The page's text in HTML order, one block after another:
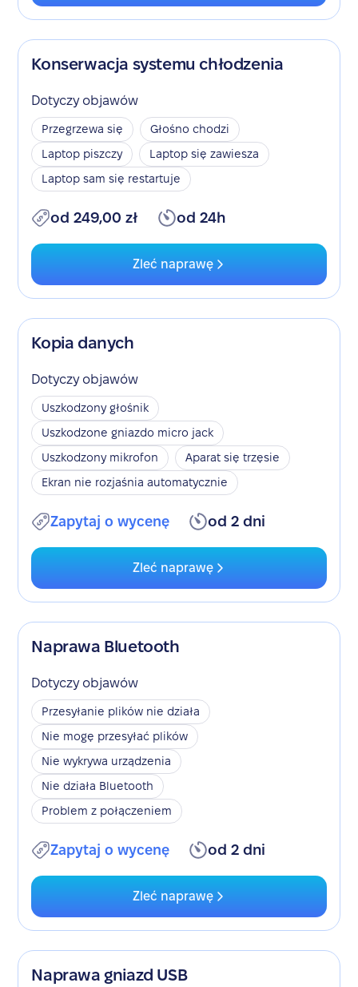
Konserwacja systemu chłodzenia
Dotyczy objawów
Przegrzewa się
Głośno chodzi
Laptop piszczy
Laptop się zawiesza
Laptop sam się restartuje
od 249,00 zł od 24h
Zleć naprawę
Kopia danych
Dotyczy objawów
Uszkodzony głośnik
Uszkodzone gniazdo micro jack
Uszkodzony mikrofon
Aparat się trzęsie
Ekran nie rozjaśnia automatycznie
Zapytaj o wycenę od 2 dni
Zleć naprawę
Naprawa Bluetooth
Dotyczy objawów
Przesyłanie plików nie działa
Nie mogę przesyłać plików
Nie wykrywa urządzenia
Nie działa Bluetooth
Problem z połączeniem
Zapytaj o wycenę od 2 dni
Zleć naprawę
Naprawa gniazd USB